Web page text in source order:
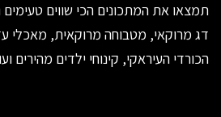
תמצאו את המתכונים הכי שווים טעימים
דג מרוקאי, מטבוחה מרוקאית, מאכלי
הכורדי העיראקי, קינוחי ילדים מהירים